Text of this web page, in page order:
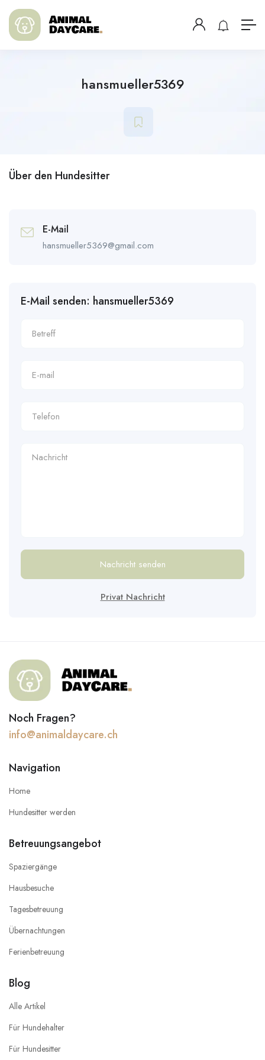
hansmueller5369
Über den Hundesitter
E-Mail
hansmueller5369@gmail.com
E-Mail senden: hansmueller5369
Nachricht senden
Privat Nachricht
Noch Fragen?
info@animaldaycare.ch
Navigation
Home
Hundesitter werden
Betreuungsangebot
Spaziergänge
Hausbesuche
Tagesbetreuung
Übernachtungen
Ferienbetreuung
Blog
Alle Artikel
Für Hundehalter
Für Hundesitter